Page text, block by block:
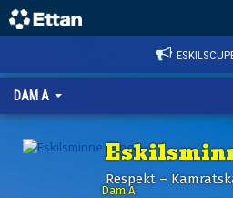
DAM A
Respekt –
Dam A